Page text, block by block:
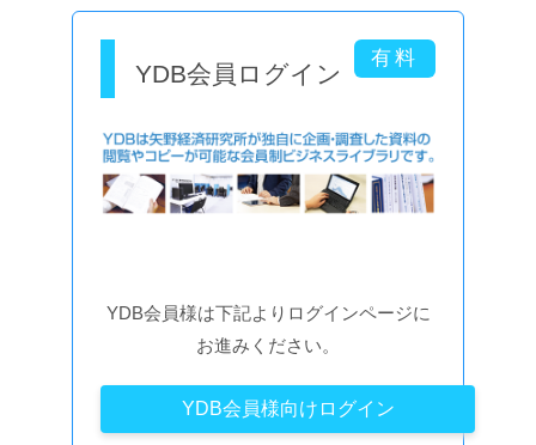
YDB会員ログイン
YDB会員様は下記よりログインページに
お進みください。
YDB会員様向けログイン